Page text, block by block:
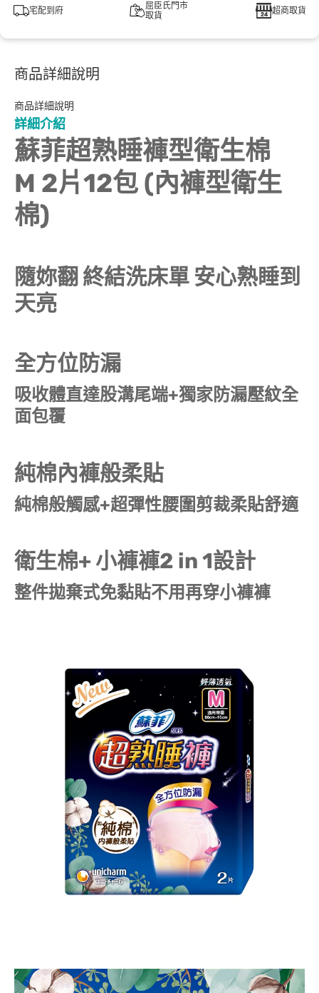
宅配到府
屈臣氏門市
取貨
超商取貨
商品詳細說明
商品詳細說明
詳細介紹
蘇菲超熟睡褲型衛生棉
M 2片12包 (內褲型衛生
棉)
隨妳翻 終結洗床單 安心熟睡到
天亮
全方位防漏
吸收體直達股溝尾端+獨家防漏壓紋全
面包覆
純棉內褲般柔貼
純棉般觸感+超彈性腰圍剪裁柔貼舒適
衛生棉+ 小褲褲2 in 1設計
整件拋棄式免黏貼不用再穿小褲褲